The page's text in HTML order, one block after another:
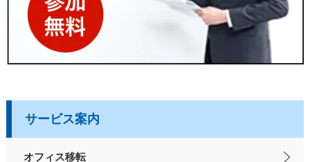
サービス案内
オフィス移転